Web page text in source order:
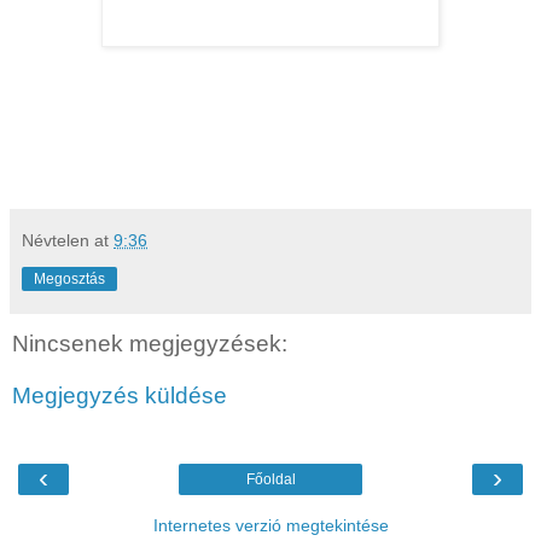
Névtelen at 9:36
Megosztás
Nincsenek megjegyzések:
Megjegyzés küldése
‹ ›
Főoldal
Internetes verzió megtekintése